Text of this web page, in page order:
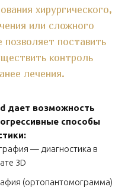
хирургического,
или сложного
позволяет поставить
контроль
лечения.
дает возможность
способы
— диагностика в
3D
(ортопантомограмма)